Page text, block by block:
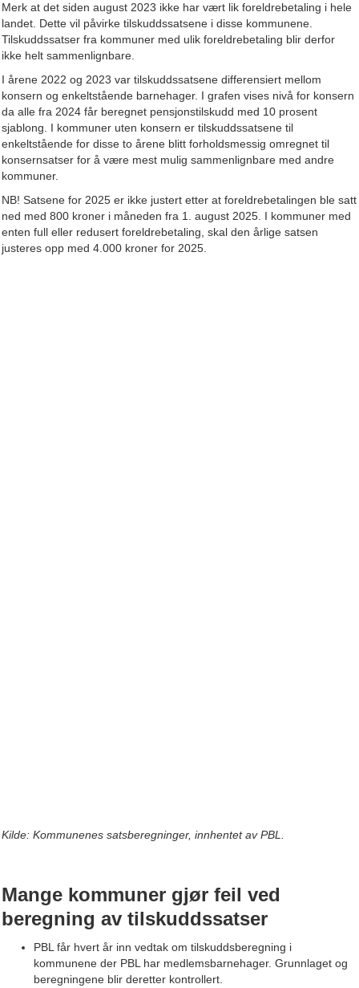
Merk at det siden august 2023 ikke har vært lik foreldrebetaling i hele
landet. Dette vil påvirke tilskuddssatsene i disse kommunene.
Tilskuddssatser fra kommuner med ulik foreldrebetaling blir derfor
ikke helt sammenlignbare.
I årene 2022 og 2023 var tilskuddssatsene differensiert mellom
konsern og enkeltstående barnehager. I grafen vises nivå for konsern
da alle fra 2024 får beregnet pensjonstilskudd med 10 prosent
sjablong. I kommuner uten konsern er tilskuddssatsene til
enkeltstående for disse to årene blitt forholdsmessig omregnet til
konsernsatser for å være mest mulig sammenlignbare med andre
kommuner.
NB! Satsene for 2025 er ikke justert etter at foreldrebetalingen ble satt
ned med 800 kroner i måneden fra 1. august 2025. I kommuner med
enten full eller redusert foreldrebetaling, skal den årlige satsen
justeres opp med 4.000 kroner for 2025.
Kilde: Kommunenes satsberegninger, innhentet av PBL.
Mange kommuner gjør feil ved
beregning av tilskuddssatser
PBL får hvert år inn vedtak om tilskuddsberegning i
kommunene der PBL har medlemsbarnehager. Grunnlaget og
beregningene blir deretter kontrollert.